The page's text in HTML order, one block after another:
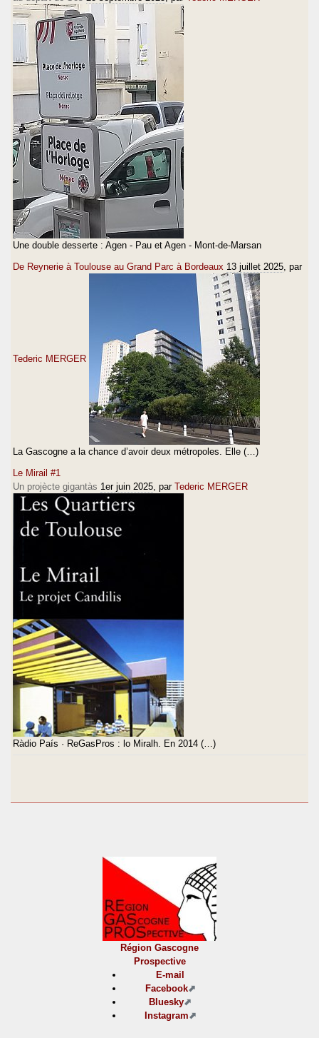
Une double desserte : Agen - Pau et Agen - Mont-de-Marsan
De Reynerie à Toulouse au Grand Parc à Bordeaux 13 juillet 2025, par
Tederic MERGER
La Gascogne a la chance d’avoir deux métropoles. Elle (…)
Le Mirail #1
Un projècte gigantàs 1er juin 2025, par Tederic MERGER
Ràdio País · ReGasPros : lo Miralh. En 2014 (…)
Région Gascogne
Prospective
E-mail
Facebook
Bluesky
Instagram